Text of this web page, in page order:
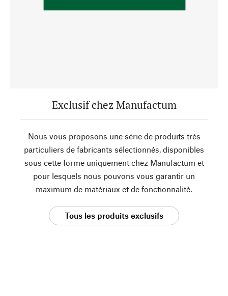
Exclusif chez Manufactum
Nous vous proposons une série de produits très
particuliers de fabricants sélectionnés, disponibles
sous cette forme uniquement chez Manufactum et
pour lesquels nous pouvons vous garantir un
maximum de matériaux et de fonctionnalité.
Tous les produits exclusifs